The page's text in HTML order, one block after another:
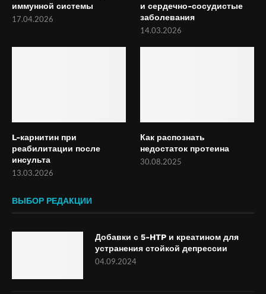
иммунной системы
17.04.2026
и сердечно-сосудистые
заболевания
14.03.2026
L-карнитин при
реабилитации после
инсульта
13.03.2026
Как распознать
недостаток протеина
30.08.2025
ВЫБОР РЕДАКЦИИ
Добавки с 5-HTP и креатином для
устранения стойкой депрессии
04.09.2024